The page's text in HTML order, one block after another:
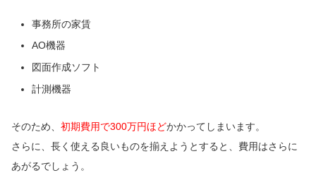
事務所の家賃
AO機器
図面作成ソフト
計測機器
そのため、 初期費用で300万円ほどかかってしまいます。
さらに、長く使える良いものを揃えようとすると、費用はさらに
あがるでしょう。